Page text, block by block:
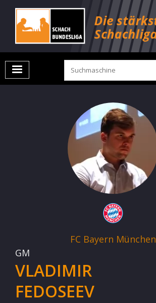
FC Bayern München
GM
VLADIMIR
FEDOSEEV